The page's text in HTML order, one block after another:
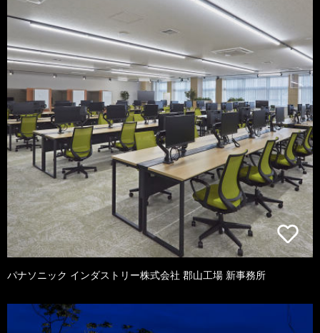
パナソニック インダストリー株式会社 郡山工場 新事務所